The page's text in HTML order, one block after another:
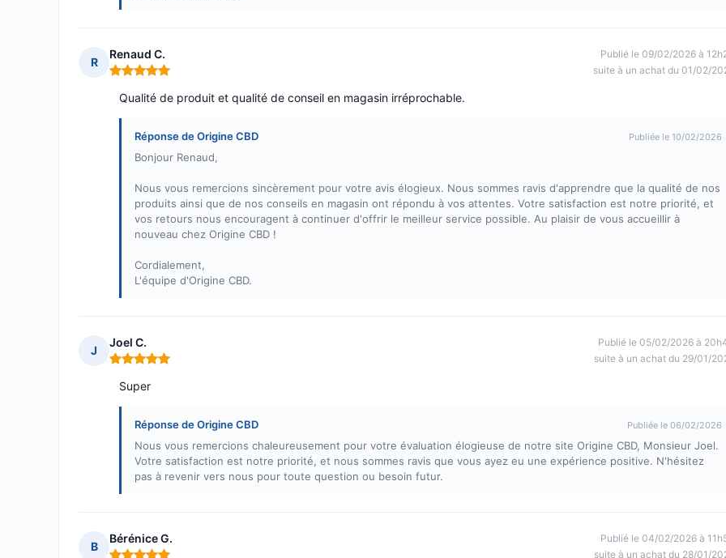
R
Renaud C.
Note : 5 sur 5
Publié le 09/02/2026 à
suite à un achat du 01/02/
Qualité de produit et qualité de conseil en magasin irréprochable.
Réponse de Origine CBD Publiée le 10/02/2026
Bonjour Renaud,
Nous vous remercions sincèrement pour votre avis élogieux. Nous sommes ravis d'apprendre que la qualité de nos
produits ainsi que de nos conseils en magasin ont répondu à vos attentes. Votre satisfaction est notre priorité, et
vos retours nous encouragent à continuer d'offrir le meilleur service possible. Au plaisir de vous accueillir à
nouveau chez Origine CBD !
Cordialement,
L'équipe d'Origine CBD.
J
Joel C.
Note : 5 sur 5
Publié le 05/02/2026 à
suite à un achat du 29/01/
Super
Réponse de Origine CBD Publiée le 06/02/2026
Nous vous remercions chaleureusement pour votre évaluation élogieuse de notre site Origine CBD, Monsieur Joel.
Votre satisfaction est notre priorité, et nous sommes ravis que vous ayez eu une expérience positive. N'hésitez
pas à revenir vers nous pour toute question ou besoin futur.
B
Bérénice G.
Publié le 04/02/2026 à
suite à un achat du 28/01/